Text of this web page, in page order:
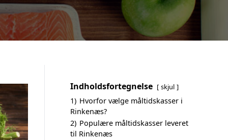
Indholdsfortegnelse skjul
1) Hvorfor vælge måltidskasser i
Rinkenæs?
2) Populære måltidskasser leveret
til Rinkenæs